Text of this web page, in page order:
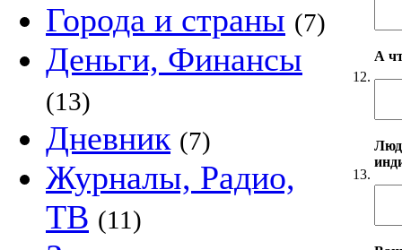
Города и страны (7)
Деньги, Финансы
(13)
Дневник (7)
Журналы, Радио,
ТВ (11)
12.
А
13.